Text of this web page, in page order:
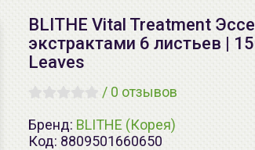
BLITHE Vital Treatment
экстрактами 6 листьев |
Leaves
/ 0 отзывов
Бренд: BLITHE (Корея)
Код: 8809501660650